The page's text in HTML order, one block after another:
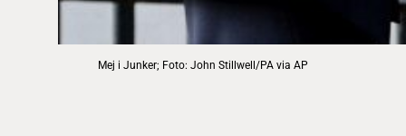
Mej i Junker; Foto: John Stillwell/PA via AP